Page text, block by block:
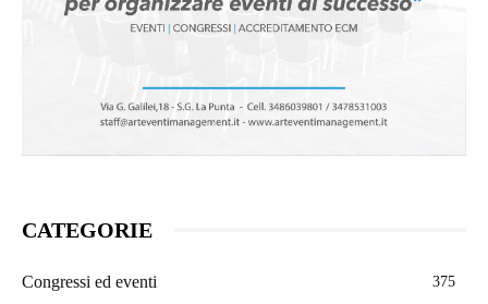
CATEGORIE
Congressi ed eventi 375